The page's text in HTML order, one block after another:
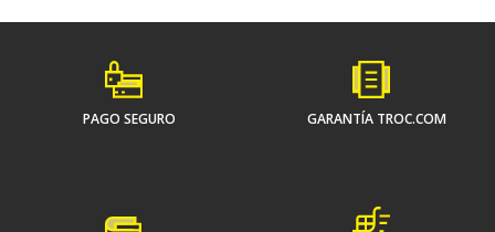
PAGO SEGURO GARANTÍA TROC.COM